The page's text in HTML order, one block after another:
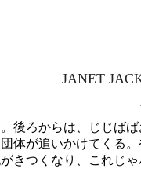
JANET
後ろからは、じじばば
体が追いかけてくる。
きつくなり、これじゃ